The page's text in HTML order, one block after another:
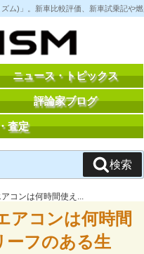
ム)」。新車比較評価、新車試乗記や
ニュース・トピックス
評論家ブログ
査定
検索
コンは何時間使え...
アコンは何時間
ーフのある生